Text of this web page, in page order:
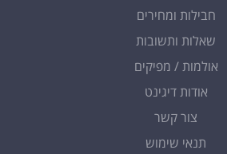
חבילות ומחירים
שאלות ותשובות
אולמות / מפיקים
אודות דיגינט
צור קשר
תנאי שימוש